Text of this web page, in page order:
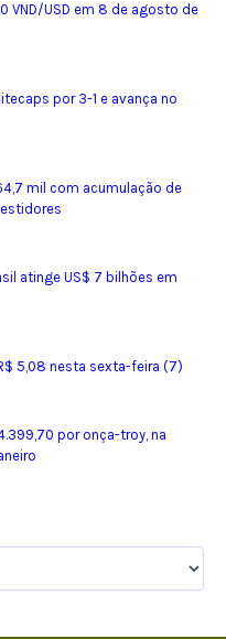
VND/USD em 8 de agosto de
por 3-1 e avança no
mil com acumulação de
atinge US$ 7 bilhões em
5,08 nesta sexta-feira (7)
por onça-troy, na